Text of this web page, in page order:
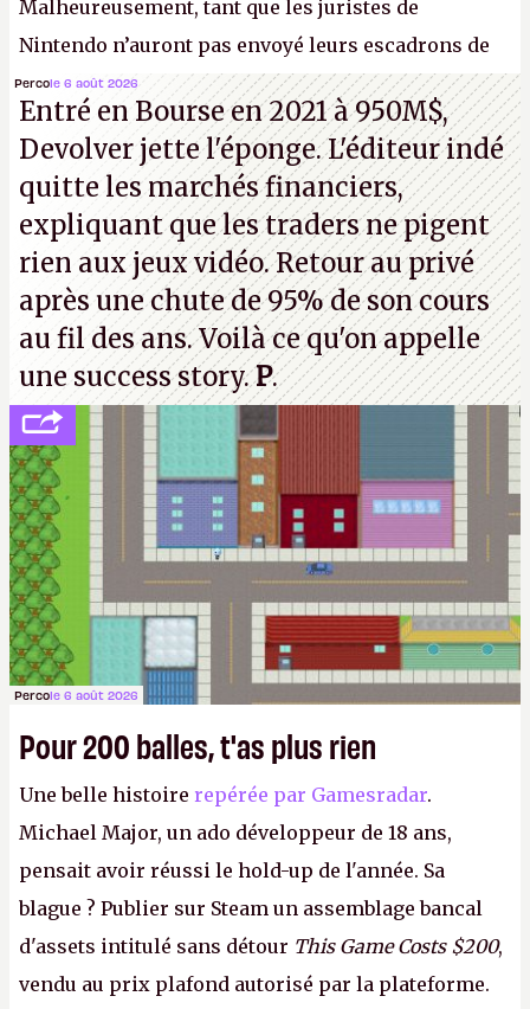
Malheureusement, tant que les juristes de
Nintendo n’auront pas envoyé leurs escadrons de
la mort judiciaires pour distribuer du copyright
strike à tour de bras, l'Oncle Sam continuera
d'étaler sa confiture intellectuelle sur vos
souvenirs d'enfance.P.
Percole 6 août 2026
Entré en Bourse en 2021 à 950M$,
Devolver jette l'éponge. L'éditeur indé
quitte les marchés financiers,
expliquant que les traders ne pigent
rien aux jeux vidéo. Retour au privé
après une chute de 95% de son cours
au fil des ans. Voilà ce qu'on appelle
une success story.P.
Percole 6 août 2026
Pour 200 balles, t'as plus rien
Une belle histoire repérée par Gamesradar.
Michael Major, un ado développeur de 18 ans,
pensait avoir réussi le hold-up de l'année. Sa
blague ? Publier sur Steam un assemblage bancal
d'assets intitulé sans détour This Game Costs $200,
vendu au prix plafond autorisé par la plateforme.